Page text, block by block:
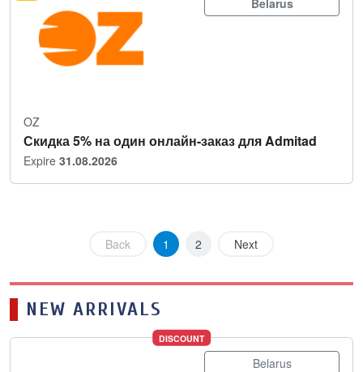
OZ
Скидка 5% на один онлайн-заказ для Admitad
Expire 31.08.2026
Back 1 2 Next
NEW ARRIVALS
DISCOUNT
Belarus